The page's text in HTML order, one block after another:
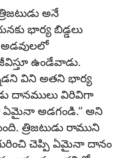
అనే
భార్య బిడ్డలు
అడవులలో
ఉండేవాడు.
విని అతని భార్య
దానములు విరివిగా
ఏమైనా అడగండి.” అని
త్రిజటుడు రాముని
గురించి చెప్పి ఏమైనా దానం